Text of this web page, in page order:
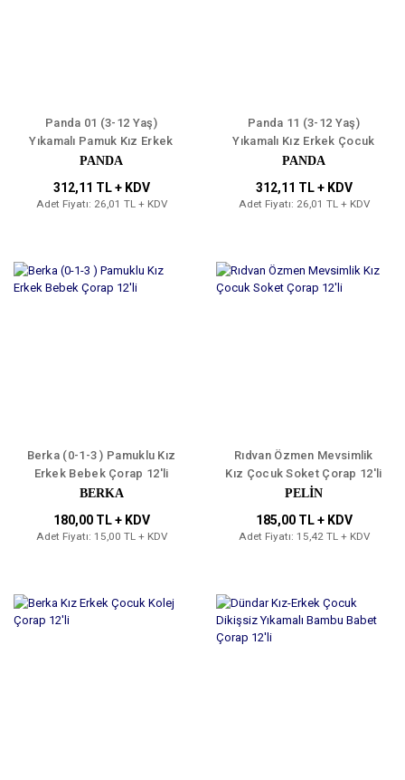
Panda 01 (3-12 Yaş)
Yıkamalı Pamuk Kız Erkek
Çocuk Soket Çorap 12'li
PANDA
312,11 TL + KDV
Adet Fiyatı: 26,01 TL + KDV
Panda 11 (3-12 Yaş)
Yıkamalı Kız Erkek Çocuk
Kolej Soket Çorap 12'li
PANDA
312,11 TL + KDV
Adet Fiyatı: 26,01 TL + KDV
Berka (0-1-3 ) Pamuklu Kız
Erkek Bebek Çorap 12'li
BERKA
180,00 TL + KDV
Adet Fiyatı: 15,00 TL + KDV
Rıdvan Özmen Mevsimlik
Kız Çocuk Soket Çorap 12'li
PELİN
185,00 TL + KDV
Adet Fiyatı: 15,42 TL + KDV